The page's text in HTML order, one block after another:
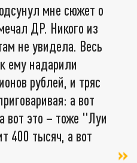
мне сюжет о
ДР. Никого из
не увидела. Весь
ему надарили
рублей, и тряс
а вот
вот это – тоже "Луи
400 тысяч, а вот